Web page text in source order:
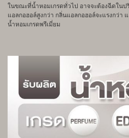
ในขณะที่น้ำหอมเกรดทั่วไป อาจจะต้องฉีดใน
แอลกอฮอล์สูงกว่า กลิ่นแอลกอฮอล์จะแรงกว่า
น้ำหอมเกรดพรีเมี่ยม